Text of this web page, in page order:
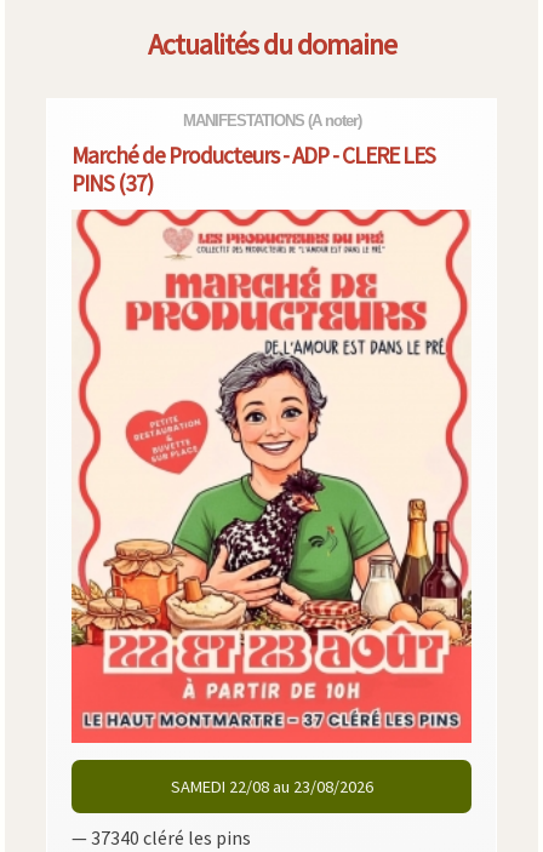
Actualités du domaine
MANIFESTATIONS (A noter)
Marché de Producteurs - ADP - CLERE LES
PINS (37)
SAMEDI 22/08 au 23/08/2026
— 37340 cléré les pins